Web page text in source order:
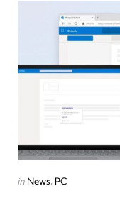
Categories
Posted
in News PC